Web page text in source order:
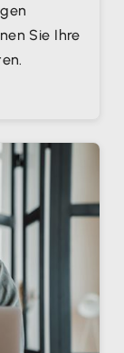
Sie Ihre